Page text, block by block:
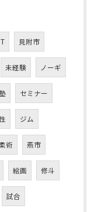
見附市
未経験 ノーギ
セミナー
ジム
術 燕市
絵画 修斗
試合